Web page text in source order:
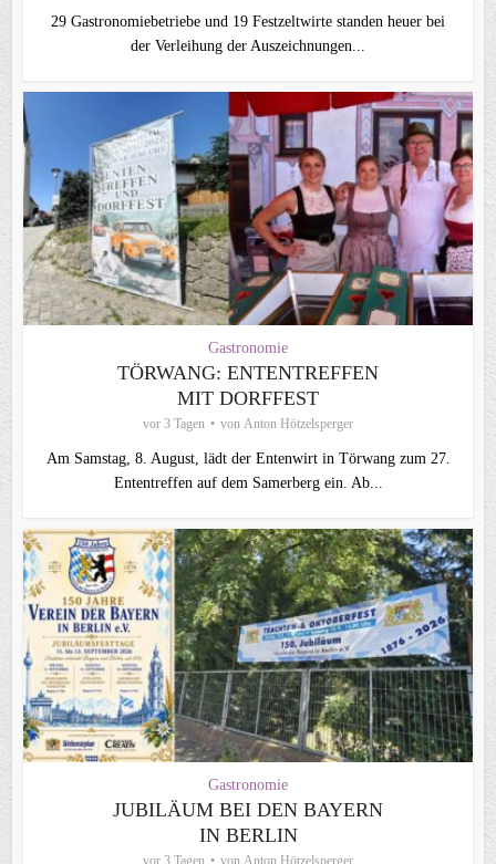
29 Gastronomiebetriebe und 19 Festzeltwirte standen heuer bei
der Verleihung der Auszeichnungen...
Gastronomie
TÖRWANG: ENTENTREFFEN
MIT DORFFEST
vor 3 Tagen von Anton Hötzelsperger
Am Samstag, 8. August, lädt der Entenwirt in Törwang zum 27.
Ententreffen auf dem Samerberg ein. Ab...
Gastronomie
JUBILÄUM BEI DEN BAYERN
IN BERLIN
vor 3 Tagen von Anton Hötzelsperger